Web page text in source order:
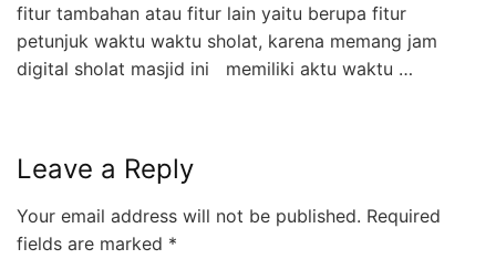
fitur tambahan atau fitur lain yaitu berupa fitur
petunjuk waktu waktu sholat, karena memang jam
digital sholat masjid ini memiliki aktu waktu …
Leave a Reply
Your email address will not be published. Required
fields are marked *